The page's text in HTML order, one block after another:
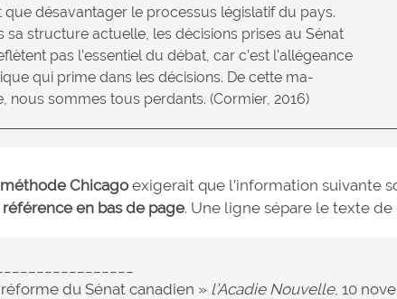
que désavantager le processus législatif du pays.
sa structure actuelle, les décisions prises au Sénat
pas l’essentiel du débat, car c’est l’allégeance
qui prime dans les décisions. De cette ma-
nous sommes tous perdants. (Cormier, 2016)
Chicago exigerait que l’information suivante
en bas de page. Une ligne sépare le texte de
du Sénat canadien » l’Acadie Nouvelle, 10